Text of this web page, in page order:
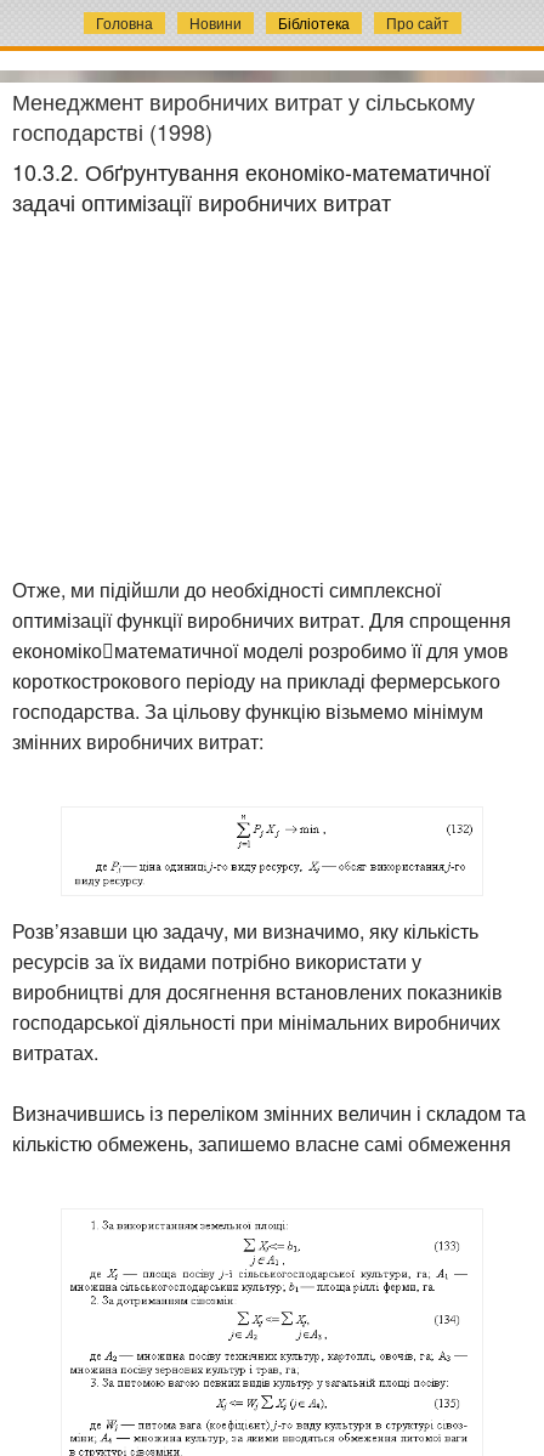
Головна Новини Бібліотека Про сайт
Менеджмент виробничих витрат у сільському
господарстві (1998)
10.3.2. Обґрунтування економіко-математичної
задачі оптимізації виробничих витрат
Отже, ми підійшли до необхідності симплексної
оптимізації функції виробничих витрат. Для спрощення
економікоматематичної моделі розробимо її для умов
короткострокового періоду на прикладі фермерського
господарства. За цільову функцію візьмемо мінімум
змінних виробничих витрат:
Розв’язавши цю задачу, ми визначимо, яку кількість
ресурсів за їх видами потрібно використати у
виробництві для досягнення встановлених показників
господарської діяльності при мінімальних виробничих
витратах.
Визначившись із переліком змінних величин і складом та
кількістю обмежень, запишемо власне самі обмеження